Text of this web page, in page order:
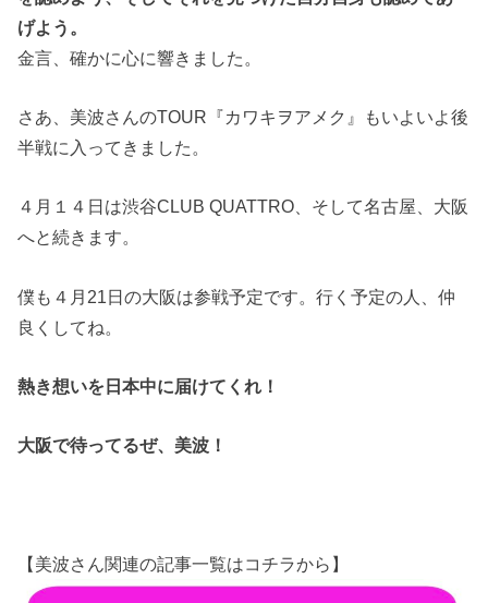
げよう。
金言、確かに心に響きました。
さあ、美波さんのTOUR『カワキヲアメク』もいよいよ後
半戦に入ってきました。
４月１４日は渋谷CLUB QUATTRO、そして名古屋、大阪
へと続きます。
僕も４月21日の大阪は参戦予定です。行く予定の人、仲
良くしてね。
熱き想いを日本中に届けてくれ！
大阪で待ってるぜ、美波！
【美波さん関連の記事一覧はコチラから】